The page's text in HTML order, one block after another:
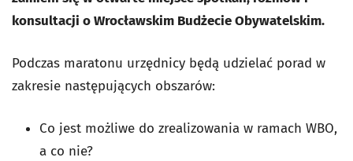
konsultacji o Wrocławskim Budżecie Obywatelskim.
Podczas maratonu urzędnicy będą udzielać porad w
zakresie następujących obszarów:
Co jest możliwe do zrealizowania w ramach WBO,
a co nie?